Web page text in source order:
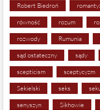
Robert Biedroń
równość rozum
rozwody Rumunia
sąd ostateczny sądy
scepticism sceptycyzm
Sekielski seks
senyszyn Sikhowie